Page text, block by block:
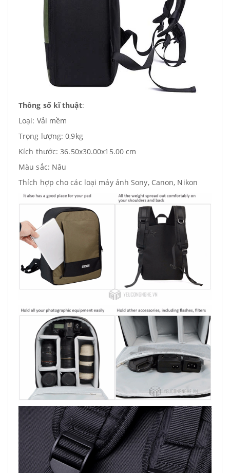
Thông số kĩ thuật:
Loại: Vải mềm
Trọng lượng: 0,9kg
Kích thước:36.50x30.00x15.00 cm
Màu sắc: Nâu
Thích hợp cho các loại máy ảnh Sony, Canon, Nikon